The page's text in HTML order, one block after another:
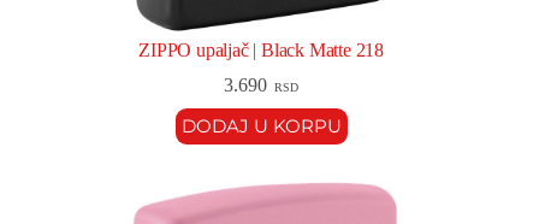
ZIPPO upaljač | Black Matte 218
3.690 RSD
DODAJ U KORPU